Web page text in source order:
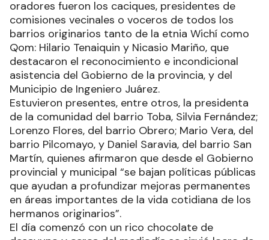
oradores fueron los caciques, presidentes de
comisiones vecinales o voceros de todos los
barrios originarios tanto de la etnia Wichí como
Qom: Hilario Tenaiquin y Nicasio Mariño, que
destacaron el reconocimiento e incondicional
asistencia del Gobierno de la provincia, y del
Municipio de Ingeniero Juárez.
Estuvieron presentes, entre otros, la presidenta
de la comunidad del barrio Toba, Silvia Fernández;
Lorenzo Flores, del barrio Obrero; Mario Vera, del
barrio Pilcomayo, y Daniel Saravia, del barrio San
Martín, quienes afirmaron que desde el Gobierno
provincial y municipal “se bajan políticas públicas
que ayudan a profundizar mejoras permanentes
en áreas importantes de la vida cotidiana de los
hermanos originarios”.
El día comenzó con un rico chocolate de